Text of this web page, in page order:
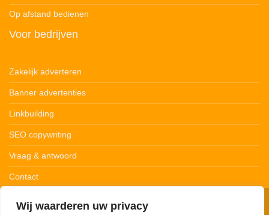
Wij waarderen uw privacy
Op afstand bedienen
Voor bedrijven
Zakelijk adverteren
Banner advertenties
Linkbuilding
SEO copywriting
Vraag & antwoord
Contact
Privacybeleid Cookiebeleid Disclaimer